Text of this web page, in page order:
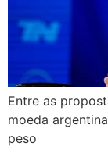
Entre as
moeda
peso